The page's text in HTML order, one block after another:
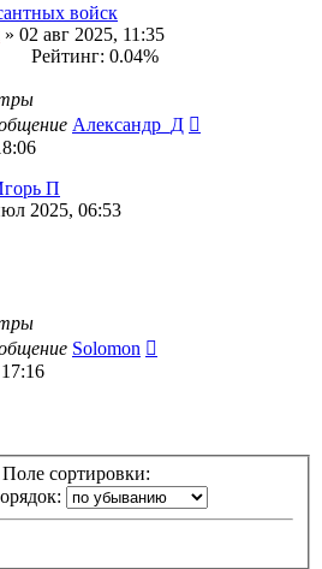
войск
» 02 авг 2025, 11:35
Рейтинг: 0.04%
Александр_Д
П
2025, 06:53
Solomon
Поле сортировки: